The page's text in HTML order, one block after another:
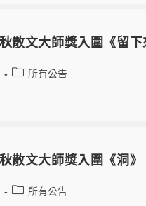
散文大師獎入圍《留
所有公告
散文大師獎入圍《洞》
所有公告